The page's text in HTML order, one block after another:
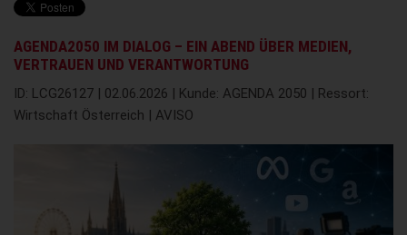
AGENDA2050 IM DIALOG – EIN ABEND ÜBER MEDIEN,
VERTRAUEN UND VERANTWORTUNG
ID: LCG26127 | 02.06.2026 | Kunde: AGENDA 2050 | Ressort:
Wirtschaft Österreich | AVISO